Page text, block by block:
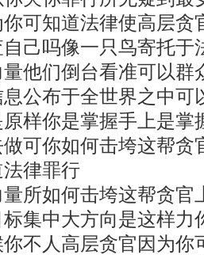
可知道法律使高层贪
己吗像一只鸟寄托于
他们倒台看准可以群
公布于全世界之中
样你是掌握手上是掌
可你如何击垮这帮贪
法律罪行
所如何击垮这帮贪官
集中大方向是这样力
不人高层贪官因为你